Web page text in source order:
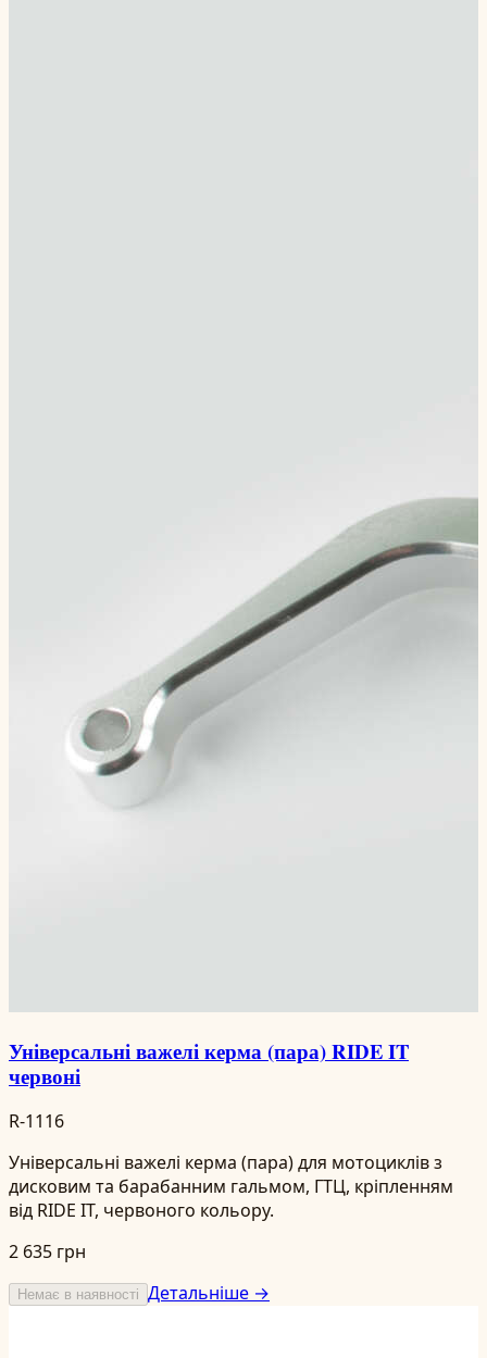
Універсальні важелі керма (пара) RIDE IT
червоні
R-1116
Універсальні важелі керма (пара) для мотоциклів з
дисковим та барабанним гальмом, ГТЦ, кріпленням
від RIDE IT, червоного кольору.
2 635 грн
Немає в наявності Детальніше →